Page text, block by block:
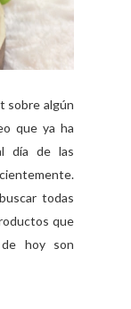
sobre algún
que ya ha
día de las
todas
que
hoy son